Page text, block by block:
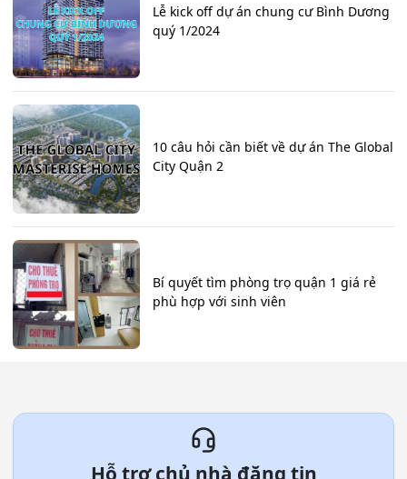
Lễ kick off dự án chung cư Bình Dương
quý 1/2024
10 câu hỏi cần biết về dự án The Global
City Quận 2
Bí quyết tìm phòng trọ quận 1 giá rẻ
phù hợp với sinh viên